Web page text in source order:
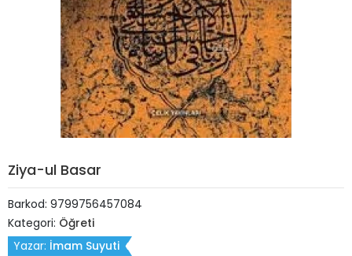
Ziya-ul Basar
Barkod: 9799756457084
Kategori: Öğreti
Yazar: İmam Suyuti